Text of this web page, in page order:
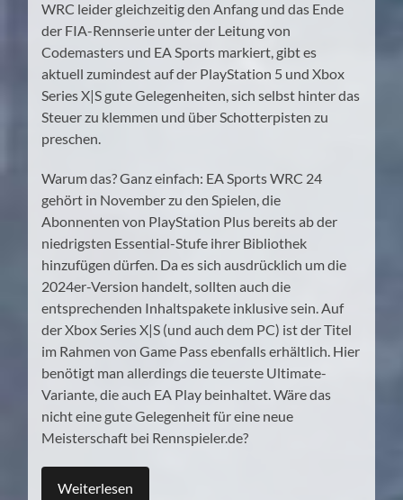
WRC leider gleichzeitig den Anfang und das Ende
der FIA-Rennserie unter der Leitung von
Codemasters und EA Sports markiert, gibt es
aktuell zumindest auf der PlayStation 5 und Xbox
Series X|S gute Gelegenheiten, sich selbst hinter das
Steuer zu klemmen und über Schotterpisten zu
preschen.
Warum das? Ganz einfach: EA Sports WRC 24
gehört in November zu den Spielen, die
Abonnenten von PlayStation Plus bereits ab der
niedrigsten Essential-Stufe ihrer Bibliothek
hinzufügen dürfen. Da es sich ausdrücklich um die
2024er-Version handelt, sollten auch die
entsprechenden Inhaltspakete inklusive sein. Auf
der Xbox Series X|S (und auch dem PC) ist der Titel
im Rahmen von Game Pass ebenfalls erhältlich. Hier
benötigt man allerdings die teuerste Ultimate-
Variante, die auch EA Play beinhaltet. Wäre das
nicht eine gute Gelegenheit für eine neue
Meisterschaft bei Rennspieler.de?
Weiterlesen